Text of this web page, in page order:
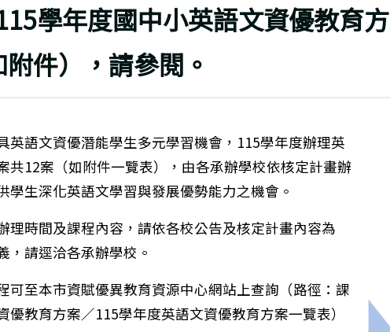
學年度國中小英語文資優教育方
件），請參閱。
英語文資優潛能學生多元學習機會，115學年度辦理英
共12案（如附件一覽表），由各承辦學校依核定計畫辦
學生深化英語文學習與發展優勢能力之機會。
理時間及課程內容，請依各校公告及核定計畫內容為
，請逕洽各承辦學校。
可至本市資賦優異教育資源中心網站上查詢（路徑：課
優教育方案／115學年度英語文資優教育方案一覽表）